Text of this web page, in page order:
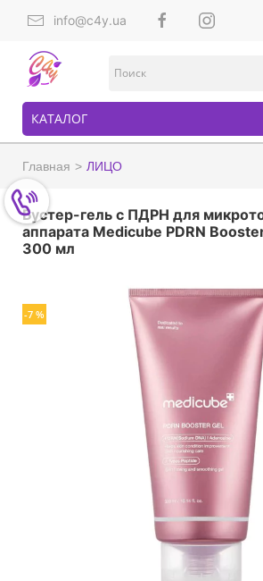
info@c4y.ua
КАТАЛОГ
Главная ЛИЦО
Бустер-гель с ПДРН для
аппарата Medicube PDRN
300 мл
-7 %